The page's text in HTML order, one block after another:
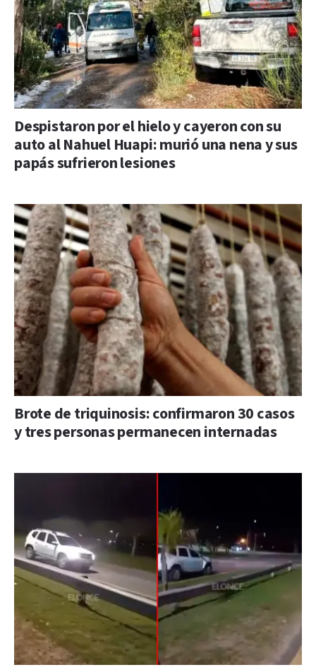
Despistaron por el hielo y cayeron con su
auto al Nahuel Huapi: murió una nena y sus
papás sufrieron lesiones
Brote de triquinosis: confirmaron 30 casos
y tres personas permanecen internadas